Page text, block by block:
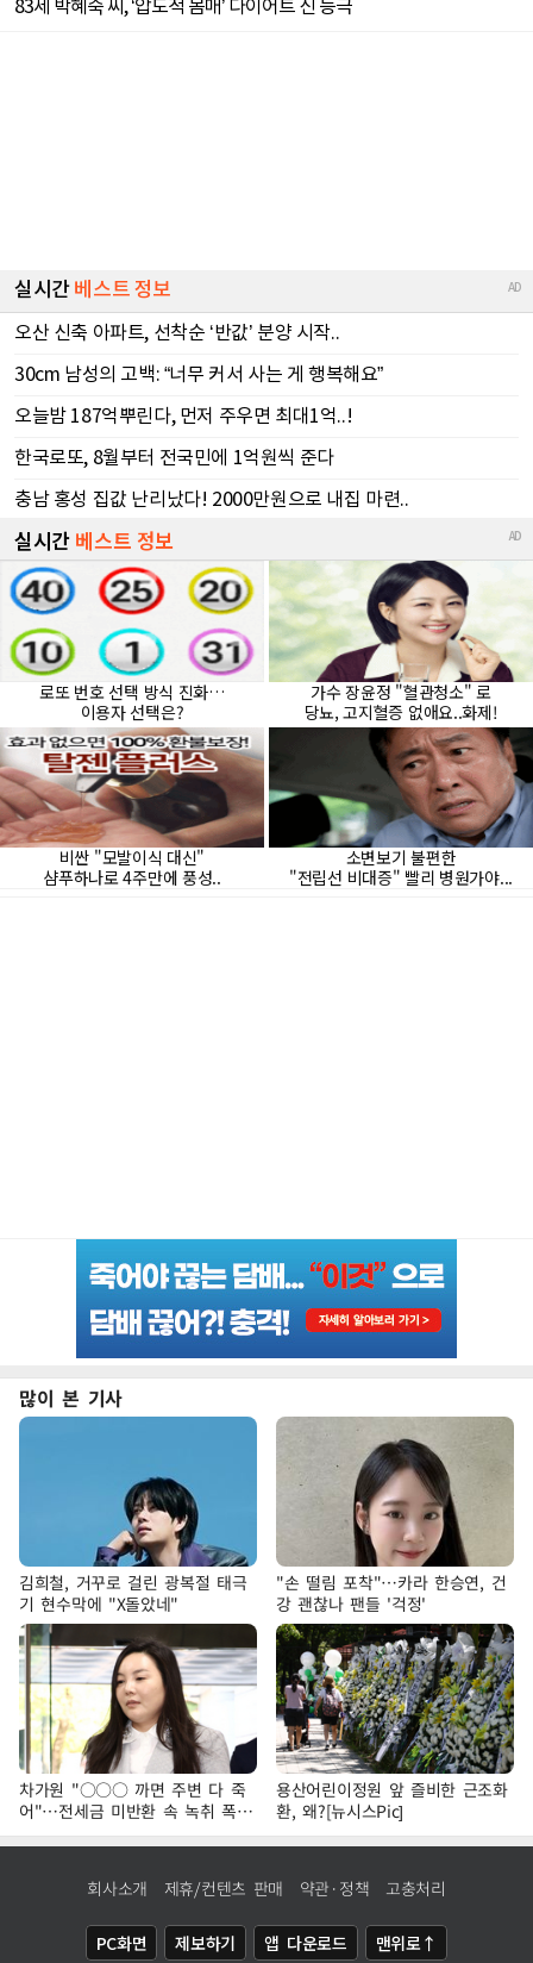
많이 본 기사
김희철, 거꾸로 걸린 광복절 태극
기 현수막에 "X돌았네"
"손 떨림 포착"…카라 한승연, 건
강 괜찮나 팬들 '걱정'
차가원 "○○○ 까면 주변 다 죽
어"…전세금 미반환 속 녹취 폭로
파장
용산어린이정원 앞 즐비한 근조화
환, 왜?[뉴시스Pic]
회사소개 제휴/컨텐츠 판매 약관·정책 고충처리
PC화면 제보하기 앱 다운로드 맨위로↑